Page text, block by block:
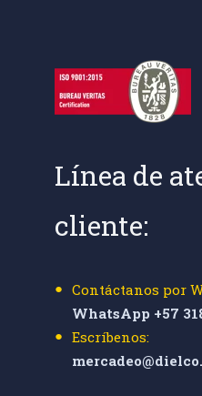
Línea de
cliente:
Contáctanos por
WhatsApp +57
Escríbenos: